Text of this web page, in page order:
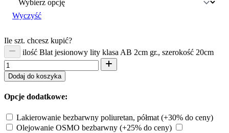
Wyczyść
Ile szt. chcesz kupić?
ilość Blat jesionowy lity klasa AB 2cm gr., szerokość 20cm
Dodaj do koszyka
Opcje dodatkowe:
Lakierowanie bezbarwny poliuretan, półmat(+30% do ceny)
Olejowanie OSMO bezbarwny (+25% do ceny)